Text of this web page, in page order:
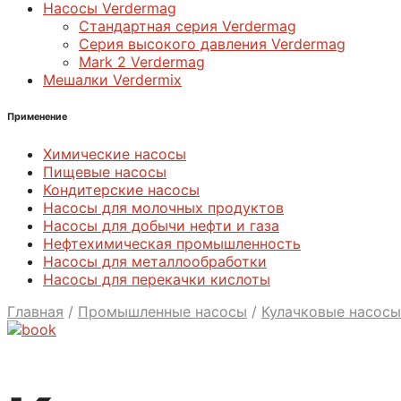
Насосы Verdermag
Стандартная серия Verdermag
Серия высокого давления Verdermag
Mark 2 Verdermag
Мешалки Verdermix
Применение
Химические насосы
Пищевые насосы
Кондитерские насосы
Насосы для молочных продуктов
Насосы для добычи нефти и газа
Нефтехимическая промышленность
Насосы для металлообработки
Насосы для перекачки кислоты
Главная / Промышленные насосы / Кулачковые насосы